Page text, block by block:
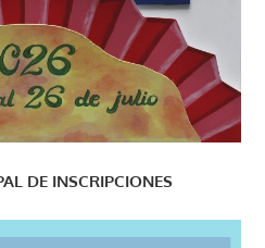
DE INSCRIPCIONES